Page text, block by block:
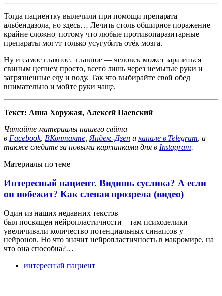
Тогда пациентку вылечили при помощи препарата
альбендазола, но здесь… Лечить столь обширное поражение
крайне сложно, потому что любые противопаразитарные
препараты могут только усугубить отёк мозга.
Ну и самое главное: главное — человек может заразиться
свиным цепнем просто, всего лишь через немытые руки и
загрязненные еду и воду. Так что выбирайте свой обед
внимательно и мойте руки чаще.
Текст: Анна Хоружая, Алексей Паевский
Читайте материалы нашего сайта
в Facebook, ВКонтакте Яндекс-Дзен и канале в Telegram , а
также следите за новыми картинками дня в Instagram.
Материалы по теме
Интересный пациент. Видишь суслика? А если
он побежит? Как слепая прозрела (видео)
Один из наших недавних текстов
был посвящен нейропластичности – там психоделики
увеличивали количество потенциальных синапсов у
нейронов. Но что значит нейропластичность в макромире, на
что она способна?…
интересный пациент